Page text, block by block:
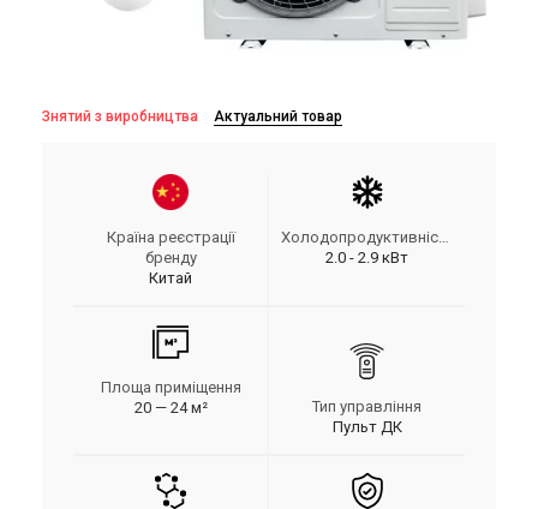
Знятий з виробництва Актуальний товар
Країна реєстрації
бренду
Китай
Холодопродуктивність
2.0 - 2.9 кВт
Площа приміщення
20 — 24 м²
Тип управління
Пульт ДК